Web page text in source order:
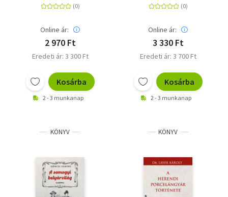
Online ár:
2 970 Ft
Eredeti ár: 3 300 Ft
Kosárba
2 - 3 munkanap
Online ár:
3 330 Ft
Eredeti ár: 3 700 Ft
Kosárba
2 - 3 munkanap
KÖNYV KÖNYV